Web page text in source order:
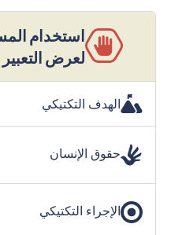
استخدام
لعرض
الهدف التكتيكي
حقوق الإنسان
الإجراء التكتيكي